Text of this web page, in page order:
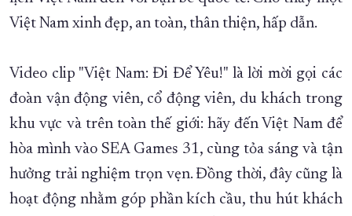
Việt Nam xinh đẹp, an toàn, thân thiện, hấp dẫn.
Video clip "Việt Nam: Đi Để Yêu!" là lời mời gọi các
đoàn vận động viên, cổ động viên, du khách trong
khu vực và trên toàn thế giới: hãy đến Việt Nam để
hòa mình vào SEA Games 31, cùng tỏa sáng và tận
hưởng trải nghiệm trọn vẹn. Đồng thời, đây cũng là
hoạt động nhằm góp phần kích cầu, thu hút khách